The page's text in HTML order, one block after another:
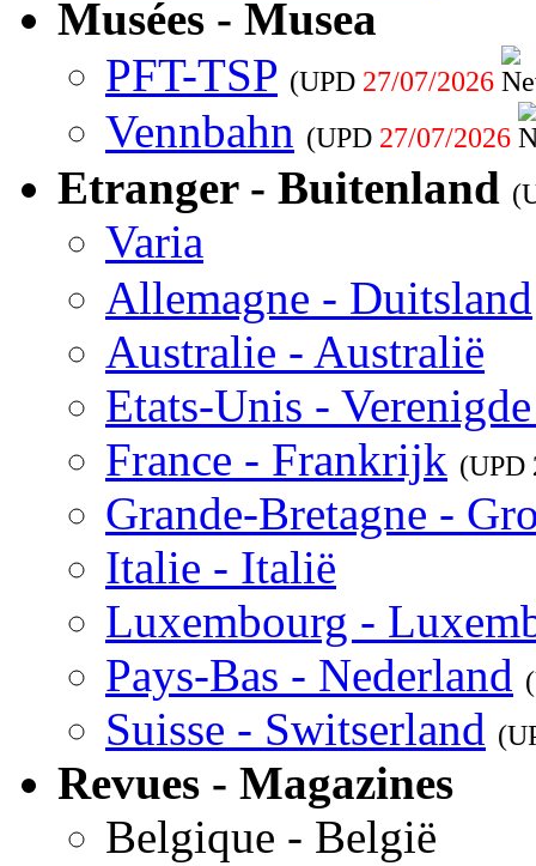
Musées - Musea
PFT-TSP (UPD 27/07/2026
Vennbahn (UPD 27/07/2026
Etranger - Buitenland
Varia
Allemagne - Duitsland
Australie - Australië
Etats-Unis -
France - Frankrijk (UPD
Grande-Bretagne -
Italie - Italië
Luxembourg -
Pays-Bas - Nederland
Suisse - Switserland
Revues - Magazines
Belgique - België